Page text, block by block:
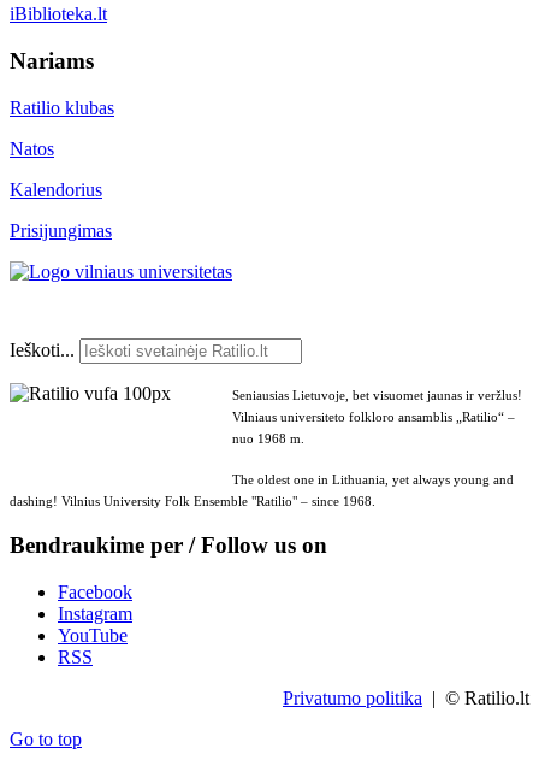
iBiblioteka.lt
Nariams
Ratilio klubas
Natos
Kalendorius
Prisijungimas
Ieškoti...
Seniausias Lietuvoje, bet visuomet jaunas ir veržlus!
Vilniaus universiteto folkloro ansamblis „Ratilio“ –
nuo 1968 m.
The oldest one in Lithuania, yet always young and
dashing! Vilnius University Folk Ensemble "Ratilio" – since 1968.
Bendraukime per / Follow us on
Facebook
Instagram
YouTube
RSS
Privatumo politika | © Ratilio.lt
Go to top